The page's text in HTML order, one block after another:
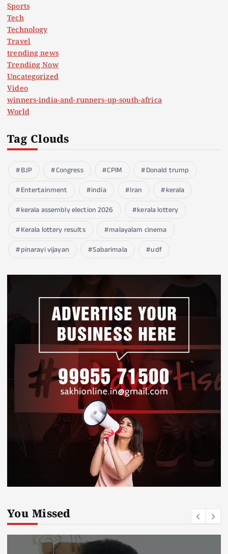
Sports
Tech
Technology
Travel
trending news
Trending Now
Uncategorized
Video
winners-india-and-runners-up-south-africa
World
Tag Clouds
BJP Congress CPIM
Donald trump
Entertainment
india Iran
kerala
kerala assembly election 2026
kerala lottery
Kerala lottery results
malayalam cinema
pinarayi vijayan
Sabarimala udf
You Missed